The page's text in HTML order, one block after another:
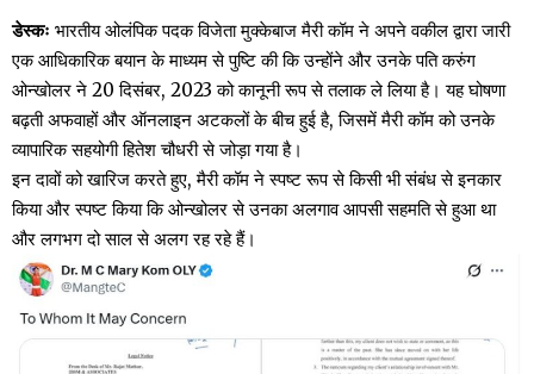
डेस्कः भारतीय ओलंपिक पदक विजेता मुक्केबाज मैरी कॉम ने अपने वकील द्वारा जारी
एक आधिकारिक बयान के माध्यम से पुष्टि की कि उन्होंने और उनके पति करुंग
ओन्खोलर ने 20 दिसंबर, 2023 को कानूनी रूप से तलाक ले लिया है। यह घोषणा
बढ़ती अफवाहों और ऑनलाइन अटकलों के बीच हुई है, जिसमें मैरी कॉम को उनके
व्यापारिक सहयोगी हितेश चौधरी से जोड़ा गया है।
इन दावों को खारिज करते हुए, मैरी कॉम ने स्पष्ट रूप से किसी भी संबंध से इनकार
किया और स्पष्ट किया कि ओन्खोलर से उनका अलगाव आपसी सहमति से हुआ था
और लगभग दो साल से अलग रह रहे हैं।